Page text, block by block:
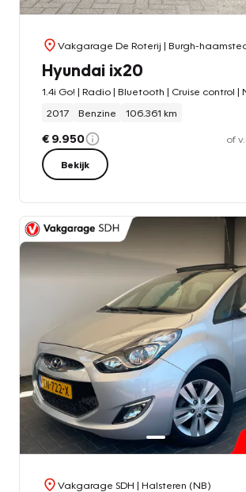
Vakgarage De Roterij | Burgh-
Hyundai ix20
1.4i Go! | Radio | Bluetooth | Cruise control |
2017
Benzine 106.361 km
€ 9.950 of
Bekijk
Vakgarage SDH | Halsteren (NB)